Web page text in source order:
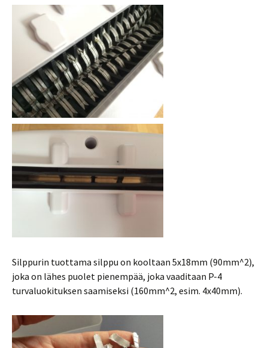
Silppurin tuottama silppu on kooltaan 5x18mm (90mm^2),
joka on lähes puolet pienempää, joka vaaditaan P-4
turvaluokituksen saamiseksi (160mm^2, esim. 4x40mm).